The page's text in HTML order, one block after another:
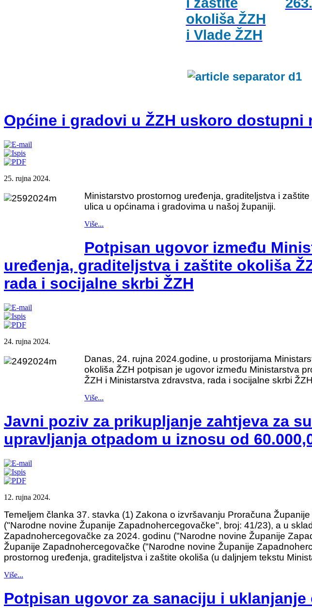
okoliša ŽZH
i Vlade ŽZH
Općine i gradovi u ŽZH uskoro dostupni
25. rujna 2024.
Ministarstvo prostornog uređenja, graditeljstva i
ulica u općinama i gradovima u našoj županiji.
Više...
Potpisan ugovor između
uređenja, graditeljstva i zaštite okoliša
rada i socijalne skrbi ŽZH
24. rujna 2024.
Danas, 24. rujna 2024.godine, u prostorijama
okoliša ŽZH potpisan je ugovor između Ministarstva
ŽZH i Ministarstva zdravstva, rada i socijalne skrbi
Više...
Javni poziv za prikupljanje zahtjeva za
upravljanja otpadom u iznosu od
12. rujna 2024.
Temeljem članka 37. stavka (1) Zakona o izvršavanju Proračuna
("Narodne novine Županije Zapadnohercegovačke", broj: 41/23), a u
Zapadnohercegovačke za 2024. godinu ("Narodne novine Županije
Županije Zapadnohercegovačke ("Narodne novine Županije
prostornog uređenja, graditeljstva i zaštite okoliša (u daljnjem tekstu
Više...
Potpisan ugovor za sanaciju i